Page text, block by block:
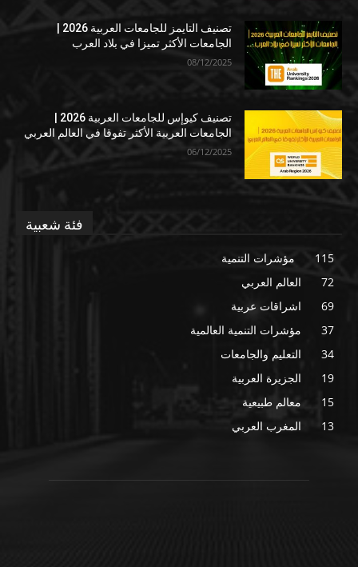
الجامعات الأكثر تميزا في بلاد العرب
08/12/2025
الجامعات العربية الأكثر تفوقا في العالم العربي
06/12/2025
فئة شعبية
مؤشرات التنمية
115
العالم العربي
72
اشراقات عربية
69
مؤشرات التنمية العالمية
37
التعليم والجامعات
34
الجزيرة العربية
19
معالم طبيعية
15
المغرب العربي
13